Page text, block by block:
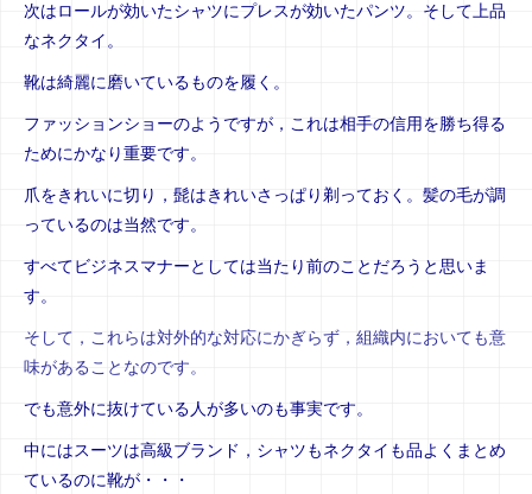
次はロールが効いたシャツにプレスが効いたパンツ。そして上品
なネクタイ。
靴は綺麗に磨いているものを履く。
ファッションショーのようですが，これは相手の信用を勝ち得る
ためにかなり重要です。
爪をきれいに切り，髭はきれいさっぱり剃っておく。髪の毛が調
っているのは当然です。
すべてビジネスマナーとしては当たり前のことだろうと思いま
す。
そして，これらは対外的な対応にかぎらず，組織内においても意
味があることなのです。
でも意外に抜けている人が多いのも事実です。
中にはスーツは高級ブランド，シャツもネクタイも品よくまとめ
ているのに靴が・・・